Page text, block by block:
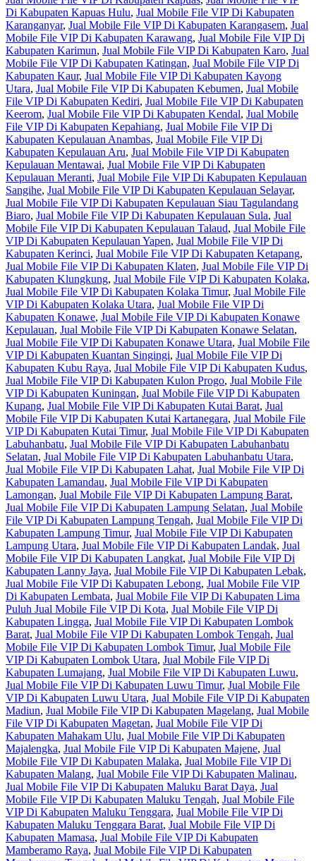
Di Kabupaten Kapuas Hulu, Jual Mobile File VIP Di Kabupaten
Karanganyar, Jual Mobile File VIP Di Kabupaten Karangasem, Jual
Mobile File VIP Di Kabupaten Karawang, Jual Mobile File VIP Di
Kabupaten Karimun, Jual Mobile File VIP Di Kabupaten Karo, Jual
Mobile File VIP Di Kabupaten Katingan, Jual Mobile File VIP Di
Kabupaten Kaur, Jual Mobile File VIP Di Kabupaten Kayong
Utara, Jual Mobile File VIP Di Kabupaten Kebumen, Jual Mobile
File VIP Di Kabupaten Kediri, Jual Mobile File VIP Di Kabupaten
Keerom, Jual Mobile File VIP Di Kabupaten Kendal, Jual Mobile
File VIP Di Kabupaten Kepahiang, Jual Mobile File VIP Di
Kabupaten Kepulauan Anambas, Jual Mobile File VIP Di
Kabupaten Kepulauan Aru, Jual Mobile File VIP Di Kabupaten
Kepulauan Mentawai, Jual Mobile File VIP Di Kabupaten
Kepulauan Meranti, Jual Mobile File VIP Di Kabupaten Kepulauan
Sangihe, Jual Mobile File VIP Di Kabupaten Kepulauan Selayar,
Jual Mobile File VIP Di Kabupaten Kepulauan Siau Tagulandang
Biaro, Jual Mobile File VIP Di Kabupaten Kepulauan Sula, Jual
Mobile File VIP Di Kabupaten Kepulauan Talaud, Jual Mobile File
VIP Di Kabupaten Kepulauan Yapen, Jual Mobile File VIP Di
Kabupaten Kerinci, Jual Mobile File VIP Di Kabupaten Ketapang,
Jual Mobile File VIP Di Kabupaten Klaten, Jual Mobile File VIP Di
Kabupaten Klungkung, Jual Mobile File VIP Di Kabupaten Kolaka,
Jual Mobile File VIP Di Kabupaten Kolaka Timur, Jual Mobile File
VIP Di Kabupaten Kolaka Utara, Jual Mobile File VIP Di
Kabupaten Konawe, Jual Mobile File VIP Di Kabupaten Konawe
Kepulauan, Jual Mobile File VIP Di Kabupaten Konawe Selatan,
Jual Mobile File VIP Di Kabupaten Konawe Utara, Jual Mobile File
VIP Di Kabupaten Kuantan Singingi, Jual Mobile File VIP Di
Kabupaten Kubu Raya, Jual Mobile File VIP Di Kabupaten Kudus,
Jual Mobile File VIP Di Kabupaten Kulon Progo, Jual Mobile File
VIP Di Kabupaten Kuningan, Jual Mobile File VIP Di Kabupaten
Kupang, Jual Mobile File VIP Di Kabupaten Kutai Barat, Jual
Mobile File VIP Di Kabupaten Kutai Kartanegara, Jual Mobile File
VIP Di Kabupaten Kutai Timur, Jual Mobile File VIP Di Kabupaten
Labuhanbatu, Jual Mobile File VIP Di Kabupaten Labuhanbatu
Selatan, Jual Mobile File VIP Di Kabupaten Labuhanbatu Utara,
Jual Mobile File VIP Di Kabupaten Lahat, Jual Mobile File VIP Di
Kabupaten Lamandau, Jual Mobile File VIP Di Kabupaten
Lamongan, Jual Mobile File VIP Di Kabupaten Lampung Barat,
Jual Mobile File VIP Di Kabupaten Lampung Selatan, Jual Mobile
File VIP Di Kabupaten Lampung Tengah, Jual Mobile File VIP Di
Kabupaten Lampung Timur, Jual Mobile File VIP Di Kabupaten
Lampung Utara, Jual Mobile File VIP Di Kabupaten Landak, Jual
Mobile File VIP Di Kabupaten Langkat, Jual Mobile File VIP Di
Kabupaten Lanny Jaya, Jual Mobile File VIP Di Kabupaten Lebak,
Jual Mobile File VIP Di Kabupaten Lebong, Jual Mobile File VIP
Di Kabupaten Lembata, Jual Mobile File VIP Di Kabupaten Lima
Puluh Jual Mobile File VIP Di Kota, Jual Mobile File VIP Di
Kabupaten Lingga, Jual Mobile File VIP Di Kabupaten Lombok
Barat, Jual Mobile File VIP Di Kabupaten Lombok Tengah, Jual
Mobile File VIP Di Kabupaten Lombok Timur, Jual Mobile File
VIP Di Kabupaten Lombok Utara, Jual Mobile File VIP Di
Kabupaten Lumajang, Jual Mobile File VIP Di Kabupaten Luwu,
Jual Mobile File VIP Di Kabupaten Luwu Timur, Jual Mobile File
VIP Di Kabupaten Luwu Utara, Jual Mobile File VIP Di Kabupaten
Madiun, Jual Mobile File VIP Di Kabupaten Magelang, Jual Mobile
File VIP Di Kabupaten Magetan, Jual Mobile File VIP Di
Kabupaten Mahakam Ulu, Jual Mobile File VIP Di Kabupaten
Majalengka, Jual Mobile File VIP Di Kabupaten Majene, Jual
Mobile File VIP Di Kabupaten Malaka, Jual Mobile File VIP Di
Kabupaten Malang, Jual Mobile File VIP Di Kabupaten Malinau,
Jual Mobile File VIP Di Kabupaten Maluku Barat Daya, Jual
Mobile File VIP Di Kabupaten Maluku Tengah, Jual Mobile File
VIP Di Kabupaten Maluku Tenggara, Jual Mobile File VIP Di
Kabupaten Maluku Tenggara Barat, Jual Mobile File VIP Di
Kabupaten Mamasa, Jual Mobile File VIP Di Kabupaten
Mamberamo Raya, Jual Mobile File VIP Di Kabupaten